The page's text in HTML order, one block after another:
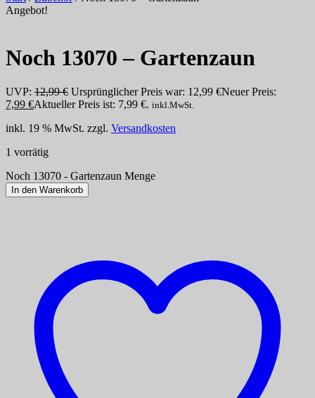
Angebot!
Noch 13070 – Gartenzaun
UVP: 12,99€ Ursprünglicher Preis war: 12,99 €Neuer Preis:
7,99 €Aktueller Preis ist: 7,99 €. inkl.MwSt.
inkl. 19 % MwSt. zzgl. Versandkosten
1 vorrätig
Noch 13070 - Gartenzaun Menge
In den Warenkorb